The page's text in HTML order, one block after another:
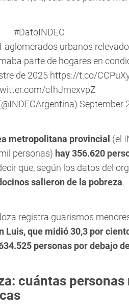
#DatoINDEC
aglomerados urbanos
parte de hogares en
de 2025 https://t.co/
cfhJmexvpZ
September
metropolitana provincial (el
personas) hay 356.620
que, según los datos del
salieron de la pobreza.
registra guarismos
Luis, que midió 30,3 por
personas por debajo
cuántas personas